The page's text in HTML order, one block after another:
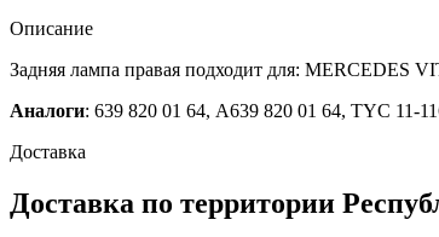
Описание
Задняя лампа правая подходит для: MERCEDES
Аналоги: 639 820 01 64, A639 820 01 64, TYC 11-
Доставка
Доставка по территории